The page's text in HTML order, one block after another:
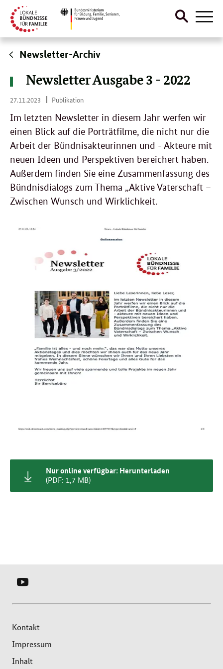
Direktlink:
Suche
Newsletter-Archiv
Newsletter Ausgabe 3 - 2022
27.11.2023 27.
2023
Publikation
Im letzten Newsletter in diesem Jahr werfen wir
einen Blick auf die Porträtfilme, die nicht nur die
Arbeit der Bündnisakteurinnen und - Akteure mit
neuen Ideen und Perspektiven bereichert haben.
Außerdem finden Sie eine Zusammenfassung des
Bündnisdialogs zum Thema „Aktive Vaterschaft –
Zwischen Wunsch und Wirklichkeit.
Nur online verfügbar: Herunterladen
(PDF: 1,7 MB)
YOUTUBE
LOKALE
FAMILIE
Kontakt
Impressum
Inhalt